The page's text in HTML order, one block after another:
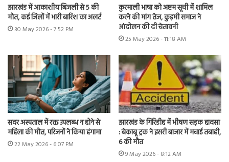
झारखंड में आकाशीय बिजली से 5 की
मौत, कई जिलों में भारी बारिश का अलर्ट
30 May 2026 - 7:52 PM
कुरमाली भाषा को अष्टम सूची में शामिल
करने की मांग तेज, कुड़मी समाज ने
आंदोलन की दी चेतावनी
25 May 2026 - 11:18 AM
सदर अस्पताल में रक्त उपलब्ध न होने से
महिला की मौत, परिजनों ने किया हंगामा
22 May 2026 - 6:07 PM
झारखंड के गिरिडीह में भीषण सड़क हादसा
: बेकाबू ट्रक ने इसरी बाजार में मचाई तबाही,
6 की मौत
9 May 2026 - 8:12 AM